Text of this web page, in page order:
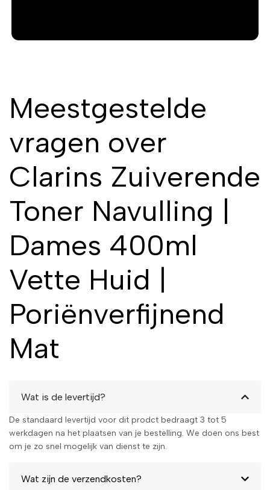
Meestgestelde
vragen over
Clarins Zuiverende
Toner Navulling |
Dames 400ml
Vette Huid |
Poriënverfijnend
Mat
Wat is de levertijd?
De standaard levertijd voor dit prodct bedraagt 3 tot 5
werkdagen na het plaatsen van je bestelling. We doen ons best
om je zo snel mogelijk van dienst te zijn.
Wat zijn de verzendkosten?